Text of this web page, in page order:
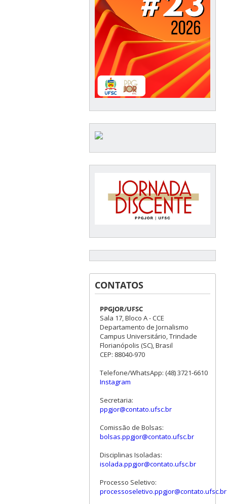
CONTATOS
PPGJOR/UFSC
Sala 17, Bloco A - CCE
Departamento de Jornalismo
Campus Universitário, Trindade
Florianópolis (SC), Brasil
CEP: 88040-970
Telefone/WhatsApp: (48) 3721-6610
Instagram
Secretaria:
ppgjor@contato.ufsc.br
Comissão de Bolsas:
bolsas.ppgjor@contato.ufsc.br
Disciplinas Isoladas:
isolada.ppgjor@contato.ufsc.br
Processo Seletivo:
processoseletivo.ppgjor@contato.ufsc.br